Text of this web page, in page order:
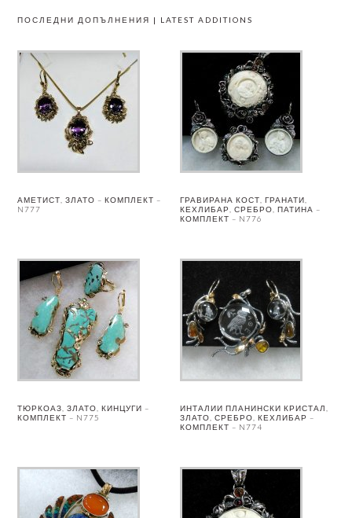
ПОСЛЕДНИ ДОПЪЛНЕНИЯ | LATEST ADDITIONS
АМЕТИСТ, ЗЛАТО – КОМПЛЕКТ –
N777
ГРАВИРАНА КОСТ, ГРАНАТИ,
КЕХЛИБАР, СРЕБРО, ПАТИНА –
КОМПЛЕКТ – N776
ТЮРКОАЗ, ЗЛАТО, КИНЦУГИ –
КОМПЛЕКТ – N775
ИНТАЛИИ ПЛАНИНСКИ КРИСТАЛ,
ЗЛАТО, СРЕБРО, КЕХЛИБАР –
КОМПЛЕКТ – N774